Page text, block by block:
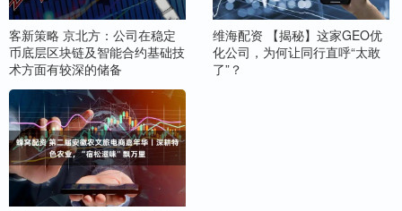
客新策略 京北方：公司在稳定
币底层区块链及智能合约基础技
术方面有较深的储备
维海配资 【揭秘】这家GEO优
化公司，为何让同行直呼“太敢
了”？